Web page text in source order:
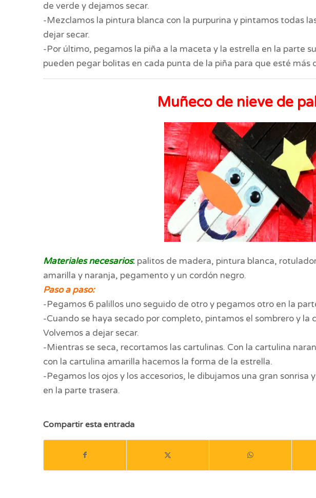
de verde y dejamos secar.
-Mezclamos la pintura blanca con la purpurina y pintamos todas
dejar secar.
-Por último, pegamos la piña a la maceta y la estrella en la parte
pueden pegar bolitas en cada punta de la piña para que esté más
Muñeco de nieve de
Materiales necesarios:palitos de madera, pintura blanca,
amarilla y naranja, pegamento y un cordón negro.
Paso a paso:
-Pegamos 6 palillos uno seguido de otro y pegamos otro en la
-Cuando se haya secado por completo, pintamos el sombrero y la
Volvemos a dejar secar.
-Mientras se seca, recortamos las cartulinas. Con la cartulina
con la cartulina amarilla hacemos la forma de la estrella.
-Pegamos los ojos y los accesorios, le dibujamos una gran sonrisa
en la parte trasera.
Compartir esta entrada